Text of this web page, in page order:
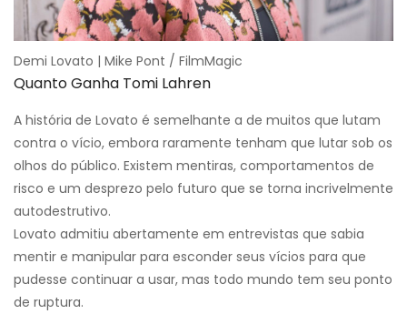
Demi Lovato | Mike Pont / FilmMagic
Quanto Ganha Tomi Lahren
A história de Lovato é semelhante a de muitos que lutam
contra o vício, embora raramente tenham que lutar sob os
olhos do público. Existem mentiras, comportamentos de
risco e um desprezo pelo futuro que se torna incrivelmente
autodestrutivo.
Lovato admitiu abertamente em entrevistas que sabia
mentir e manipular para esconder seus vícios para que
pudesse continuar a usar, mas todo mundo tem seu ponto
de ruptura.